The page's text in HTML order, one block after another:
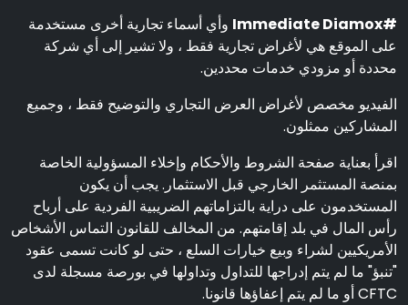
#Immediate Diamox
وأي أسماء تجارية أخرى مستخدمة
على الموقع هي لأغراض تجارية فقط ، ولا تشير إلى أي شركة
محددة أو مزودي خدمات محددين.
الفيديو مخصص لأغراض العرض التجاري والتوضيح فقط ، وجميع
المشاركين ممثلون.
اقرأ بعناية صفحة الشروط والأحكام وإخلاء المسؤولية الخاصة
بمنصة المستثمر الخارجي قبل الاستثمار. يجب أن يكون
المستخدمون على دراية بالتزاماتهم الضريبية الفردية على أرباح
رأس المال في بلد إقامتهم. من المخالف للقانون التماس الأشخاص
الأمريكيين لشراء وبيع خيارات السلع ، حتى لو كانت تسمى عقود
"تنبؤ" ما لم يتم إدراجها للتداول وتداولها في بورصة مسجلة لدى
CFTC أو ما لم يتم إعفاؤها قانونا.